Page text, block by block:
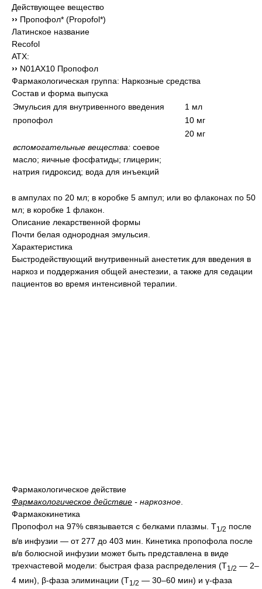
Действующее вещество
›› Пропофол* (Propofol*)
Латинское название
Recofol
АТХ:
›› N01AX10 Пропофол
Фармакологическая группа: Наркозные средства
Состав и форма выпуска
Эмульсия для внутривенного введения
1 мл
пропофол
10 мг
20 мг
вспомогательные вещества: соевое
масло; яичные фосфатиды; глицерин;
натрия гидроксид; вода для инъекций
в ампулах по 20 мл; в коробке 5 ампул; или во флаконах по 50
мл; в коробке 1 флакон.
Описание лекарственной формы
Почти белая однородная эмульсия.
Характеристика
Быстродействующий внутривенный анестетик для введения в
наркоз и поддержания общей анестезии, а также для седации
пациентов во время интенсивной терапии.
Фармакологическое действие
Фармакологическое действие - наркозное
Фармакокинетика
Пропофол на 97% связывается с белками плазмы. Т1/2 после
в/в инфузии — от 277 до 403 мин. Кинетика пропофола после
в/в болюсной инфузии может быть представлена в виде
трехчастевой модели: быстрая фаза распределения (Т1/2 — 2–
4 мин), β-фаза элиминации (Т1/2 — 30–60 мин) и γ-фаза